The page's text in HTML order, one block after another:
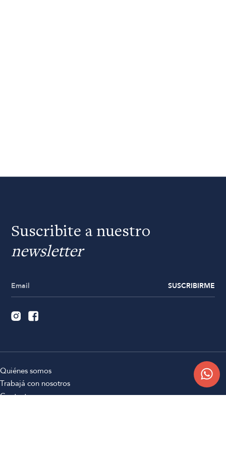
Suscribite a nuestro
newsletter
SUSCRIBIRME
Quiénes somos
Trabajá con nosotros
Contacto